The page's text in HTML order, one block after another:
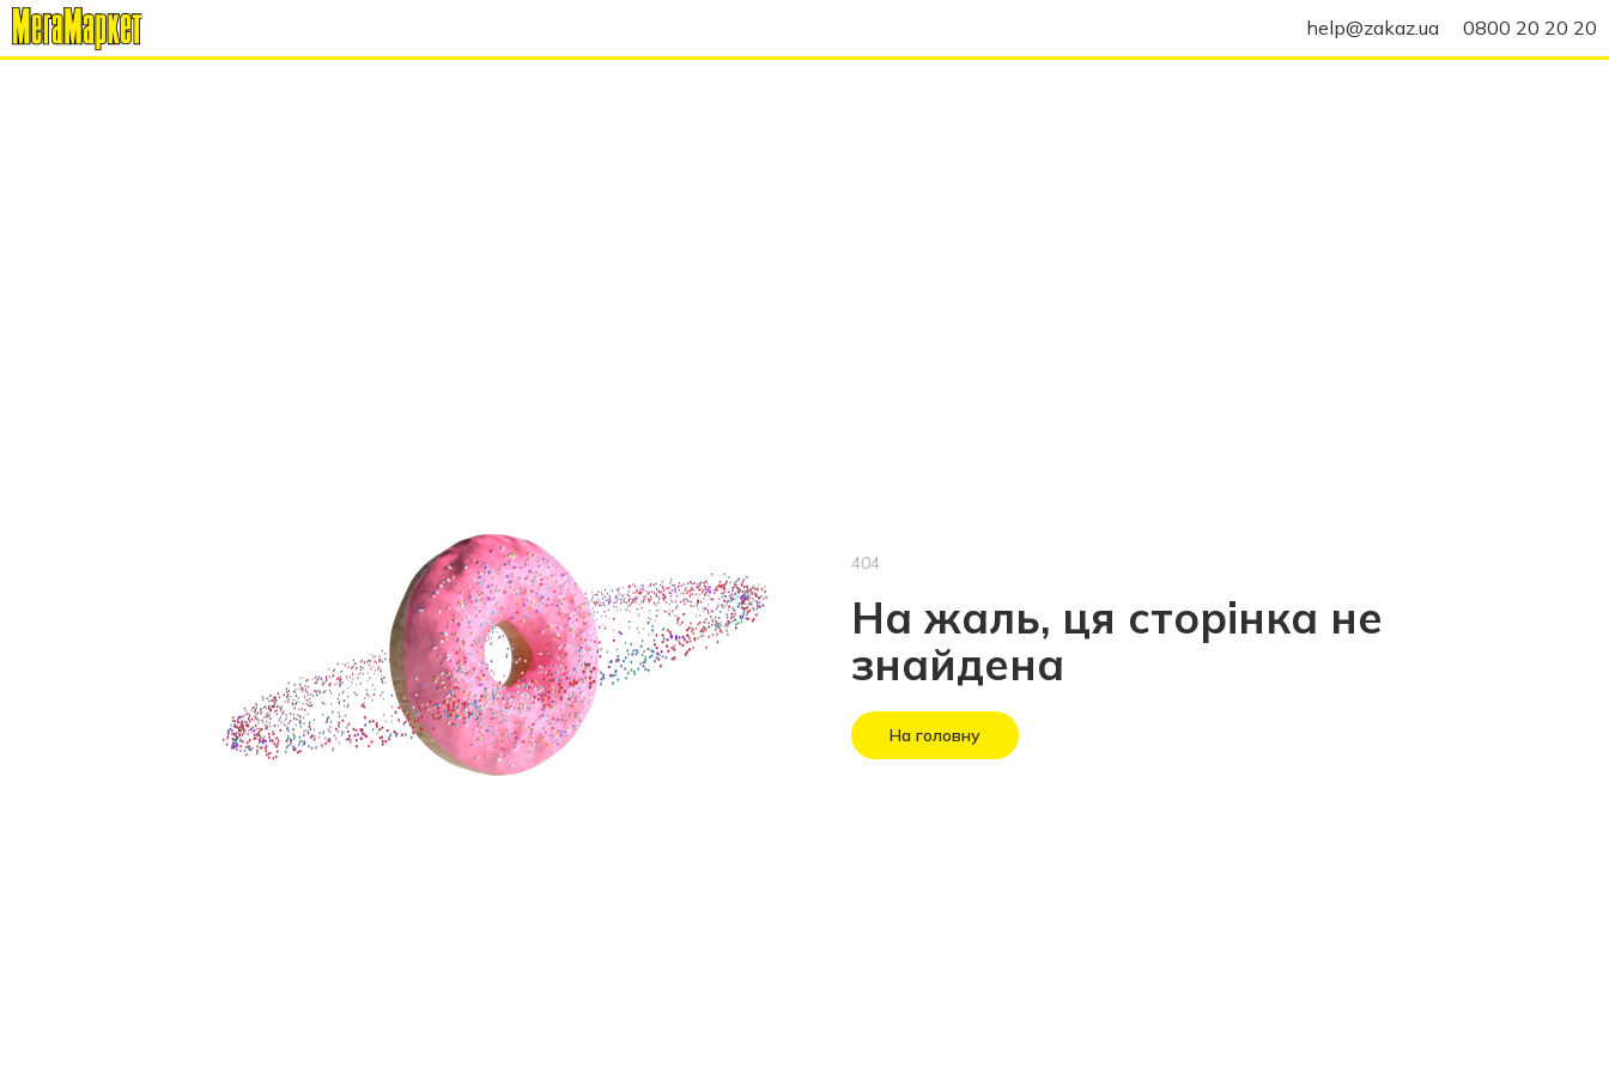
help@zakaz.ua 0800 20 20 20
404
На жаль, ця сторінка не
знайдена
На головну